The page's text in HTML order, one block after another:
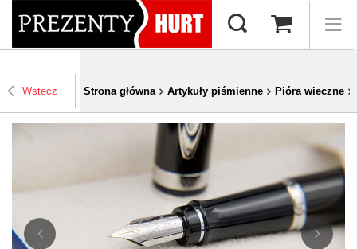
Wstecz Strona główna Artykuły piśmienne Pióra wieczne